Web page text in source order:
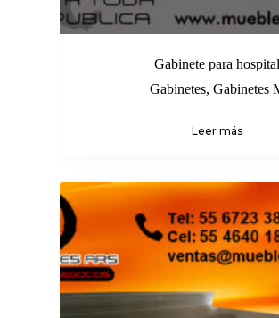
Gabinete para hospital
Gabinetes, Gabinetes
Leer más